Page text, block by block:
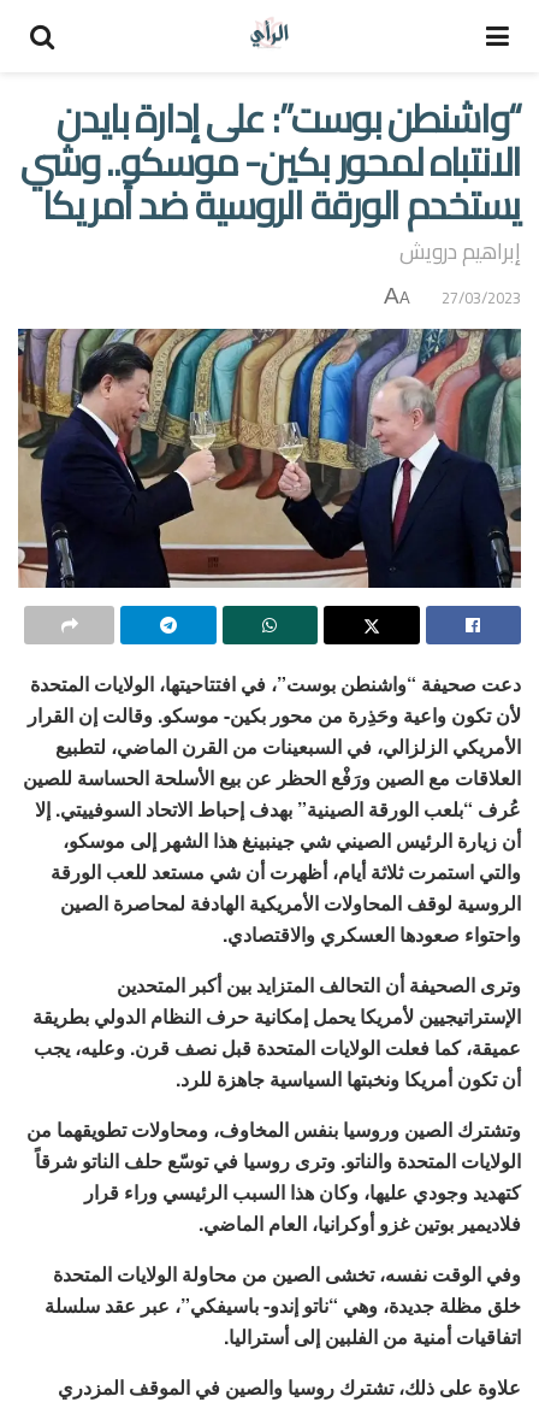
“واشنطن بوست”: على إدارة بايدن
الانتباه لمحور بكين- موسكو.. وشي
يستخدم الورقة الروسية ضد أمريكا
إبراهيم درويش
27/03/2023
A
A
دعت صحيفة “واشنطن بوست”، في افتتاحيتها، الولايات المتحدة
لأن تكون واعية وحَذِرة من محور بكين- موسكو. وقالت إن القرار
الأمريكي الزلزالي، في السبعينات من القرن الماضي، لتطبيع
العلاقات مع الصين ورَفْع الحظر عن بيع الأسلحة الحساسة للصين
عُرف “بلعب الورقة الصينية” بهدف إحباط الاتحاد السوفييتي. إلا
أن زيارة الرئيس الصيني شي جينبينغ هذا الشهر إلى موسكو،
والتي استمرت ثلاثة أيام، أظهرت أن شي مستعد للعب الورقة
الروسية لوقف المحاولات الأمريكية الهادفة لمحاصرة الصين
واحتواء صعودها العسكري والاقتصادي.
وترى الصحيفة أن التحالف المتزايد بين أكبر المتحدين
الإستراتيجيين لأمريكا يحمل إمكانية حرف النظام الدولي بطريقة
عميقة، كما فعلت الولايات المتحدة قبل نصف قرن. وعليه، يجب
أن تكون أمريكا ونخبتها السياسية جاهزة للرد.
وتشترك الصين وروسيا بنفس المخاوف، ومحاولات تطويقهما من
الولايات المتحدة والناتو. وترى روسيا في توسّع حلف الناتو شرقاً
كتهديد وجودي عليها، وكان هذا السبب الرئيسي وراء قرار
فلاديمير بوتين غزو أوكرانيا، العام الماضي.
وفي الوقت نفسه، تخشى الصين من محاولة الولايات المتحدة
خلق مظلة جديدة، وهي “ناتو إندو- باسيفكي”، عبر عقد سلسلة
اتفاقيات أمنية من الفلبين إلى أستراليا.
علاوة على ذلك، تشترك روسيا والصين في الموقف المزدري